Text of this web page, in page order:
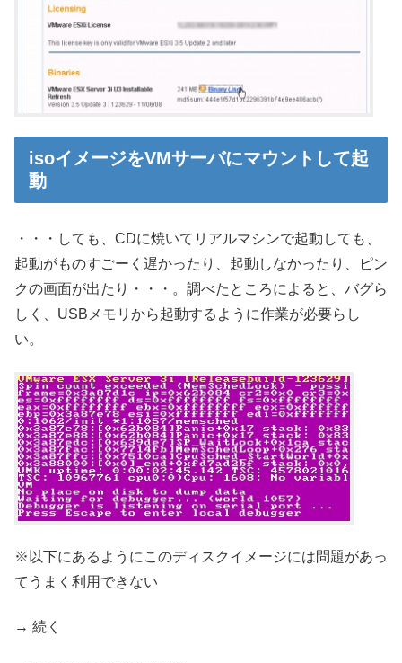
isoイメージをVMサーバにマウントして起
動
・・・しても、CDに焼いてリアルマシンで起動しても、
起動がものすごーく遅かったり、起動しなかったり、ピン
クの画面が出たり・・・。調べたところによると、バグら
しく、USBメモリから起動するように作業が必要らし
い。
※以下にあるようにこのディスクイメージには問題があっ
てうまく利用できない
→ 続く